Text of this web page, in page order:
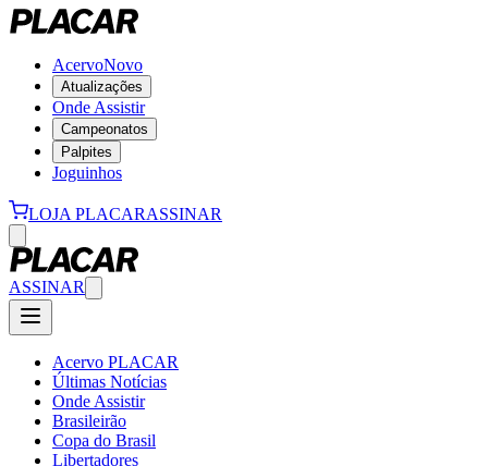
AcervoNovo
Atualizações
Onde Assistir
Campeonatos
Palpites
Joguinhos
LOJA PLACARASSINAR
ASSINAR
Acervo PLACAR
Últimas Notícias
Onde Assistir
Brasileirão
Copa do Brasil
Libertadores